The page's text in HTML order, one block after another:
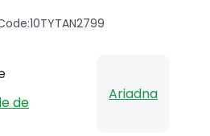
10TYTAN2799
de
Ariadna